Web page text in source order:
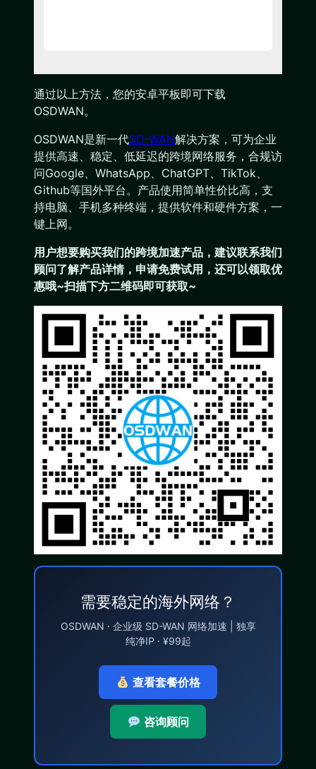
通过以上方法，您的安卓平板即可下载
OSDWAN。
OSDWAN是新一代SD-WAN解决方案，可为企业
提供高速、稳定、低延迟的跨境网络服务，合规访
问Google、WhatsApp、ChatGPT、TikTok、
Github等国外平台。产品使用简单性价比高，支
持电脑、手机多种终端，提供软件和硬件方案，一
键上网。
用户想要购买我们的跨境加速产品，建议联系我们
顾问了解产品详情，申请免费试用，还可以领取优
惠哦~扫描下方二维码即可获取~
需要稳定的海外网络？
OSDWAN · 企业级 SD-WAN 网络加速 | 独享
纯净IP · ¥99起
查看套餐价格
咨询顾问